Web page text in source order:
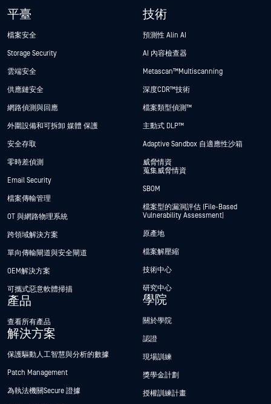
平臺
檔案安全
Storage Security
雲端安全
供應鏈安全
網路偵測與回應
外圍設備和可拆卸 媒體 保護
安全存取
零時差偵測
Email Security
檔案傳輸管理
OT 與網路物理系統
跨領域解決方案
單向傳輸閘道與安全閘道
OEM解決方案
可攜式惡意軟體掃描
產品
查看所有產品
解決方案
保護驅動人工智慧與分析的數據
Patch Management
為執法機關Secure 證據
技術
預測性 Alin AI
AI 內容檢查器
Metascan™ Multiscanning
深度CDR™技術
檔案類型偵測™
主動式 DLP™
Adaptive Sandbox 自適應性沙箱
威脅情資
蒐集威脅情資
SBOM
檔案型的漏洞評估 (File-Based
Vulnerability Assessment)
原產地
檔案解壓縮
技術中心
研究中心
學院
關於學院
認證
現場訓練
獎學金計劃
授權訓練計畫